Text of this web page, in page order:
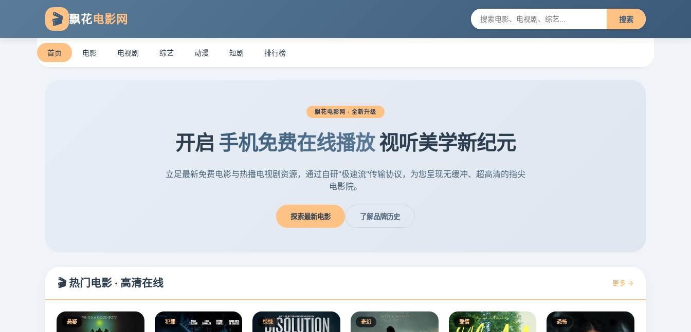
🎬 飘花电影网 搜索
首页 电影 电视剧 综艺 动漫 短剧 排行榜
飘花电影网 · 全新升级
开启 手机免费在线播放视听美学新纪元
立足最新免费电影与热播电视剧资源，通过自研"极速流"传输协议，为您呈现无缓冲、超高清的指尖
电影院。
探索最新电影 了解品牌历史
🎬 热门电影 · 高清在线 更多 →
悬疑 犯罪 惊悚 奇幻 爱情 恐怖